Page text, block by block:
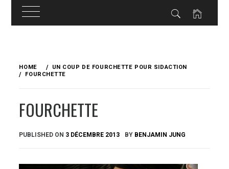
content
HOME
UN COUP DE FOURCHETTE POUR SIDACTION
FOURCHETTE
FOURCHETTE
PUBLISHED ON 3 DÉCEMBRE 2013 BY BENJAMIN JUNG